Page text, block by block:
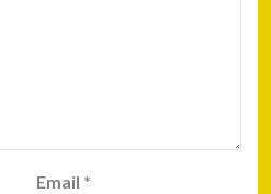
Email *